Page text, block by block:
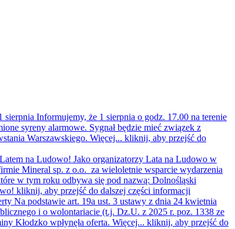
sierpnia Informujemy, że 1 sierpnia o godz. 17.00 na terenie
syreny alarmowe. Sygnał będzie mieć związek z
Warszawskiego. Więcej... kliknij, aby przejść do
na Ludowo! Jako organizatorzy Lata na Ludowo w
Mineral sp. z o.o. za wieloletnie wsparcie wydarzenia
w tym roku odbywa się pod nazwą: Dolnośląski
kliknij, aby przejść do dalszej części informacji
Na podstawie art. 19a ust. 3 ustawy z dnia 24 kwietnia
i o wolontariacie (t.j. Dz.U. z 2025 r. poz. 1338 ze
Kłodzko wpłynęła oferta. Więcej... kliknij, aby przejść do